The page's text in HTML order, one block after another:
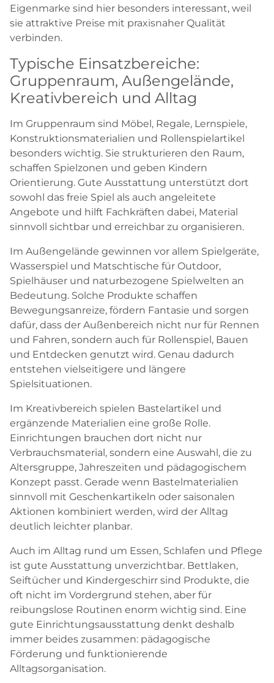
Eigenmarke sind hier besonders interessant, weil
sie attraktive Preise mit praxisnaher Qualität
verbinden.
Typische Einsatzbereiche:
Gruppenraum, Außengelände,
Kreativbereich und Alltag
Im Gruppenraum sind Möbel, Regale, Lernspiele,
Konstruktionsmaterialien und Rollenspielartikel
besonders wichtig. Sie strukturieren den Raum,
schaffen Spielzonen und geben Kindern
Orientierung. Gute Ausstattung unterstützt dort
sowohl das freie Spiel als auch angeleitete
Angebote und hilft Fachkräften dabei, Material
sinnvoll sichtbar und erreichbar zu organisieren.
Im Außengelände gewinnen vor allem Spielgeräte,
Wasserspiel und Matschtische für Outdoor,
Spielhäuser und naturbezogene Spielwelten an
Bedeutung. Solche Produkte schaffen
Bewegungsanreize, fördern Fantasie und sorgen
dafür, dass der Außenbereich nicht nur für Rennen
und Fahren, sondern auch für Rollenspiel, Bauen
und Entdecken genutzt wird. Genau dadurch
entstehen vielseitigere und längere
Spielsituationen.
Im Kreativbereich spielen Bastelartikel und
ergänzende Materialien eine große Rolle.
Einrichtungen brauchen dort nicht nur
Verbrauchsmaterial, sondern eine Auswahl, die zu
Altersgruppe, Jahreszeiten und pädagogischem
Konzept passt. Gerade wenn Bastelmaterialien
sinnvoll mit Geschenkartikeln oder saisonalen
Aktionen kombiniert werden, wird der Alltag
deutlich leichter planbar.
Auch im Alltag rund um Essen, Schlafen und Pflege
ist gute Ausstattung unverzichtbar. Bettlaken,
Seiftücher und Kindergeschirr sind Produkte, die
oft nicht im Vordergrund stehen, aber für
reibungslose Routinen enorm wichtig sind. Eine
gute Einrichtungsausstattung denkt deshalb
immer beides zusammen: pädagogische
Förderung und funktionierende
Alltagsorganisation.